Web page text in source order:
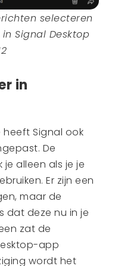
selecteren
Signal Desktop
in
Signal ook
De
je alleen als je je
Er zijn een
maar de
dat deze nu in je
zat de
app
wordt het